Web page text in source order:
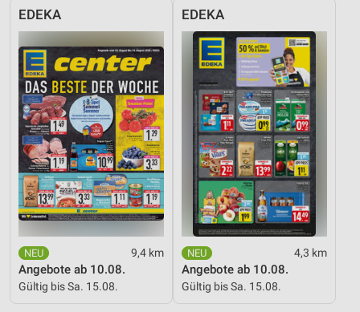
EDEKA
9,4 km
Angebote ab 10.08.
Gültig bis Sa. 15.08.
EDEKA
4,3 km
Angebote ab 10.08.
Gültig bis Sa. 15.08.